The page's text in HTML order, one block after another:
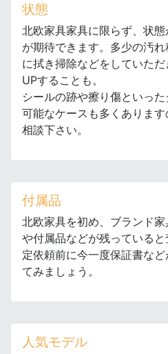
状態
北欧家具家具に限らず、状
が期待できます。多少の汚
に拭き掃除などをしていた
UPすることも。
シールの跡や擦り傷といっ
可能なケースも多くありま
相談下さい。
付属品
北欧家具を初め、ブランド
や付属品などが残っている
定依頼前に今一度保証書な
てみましょう。
人気モデル